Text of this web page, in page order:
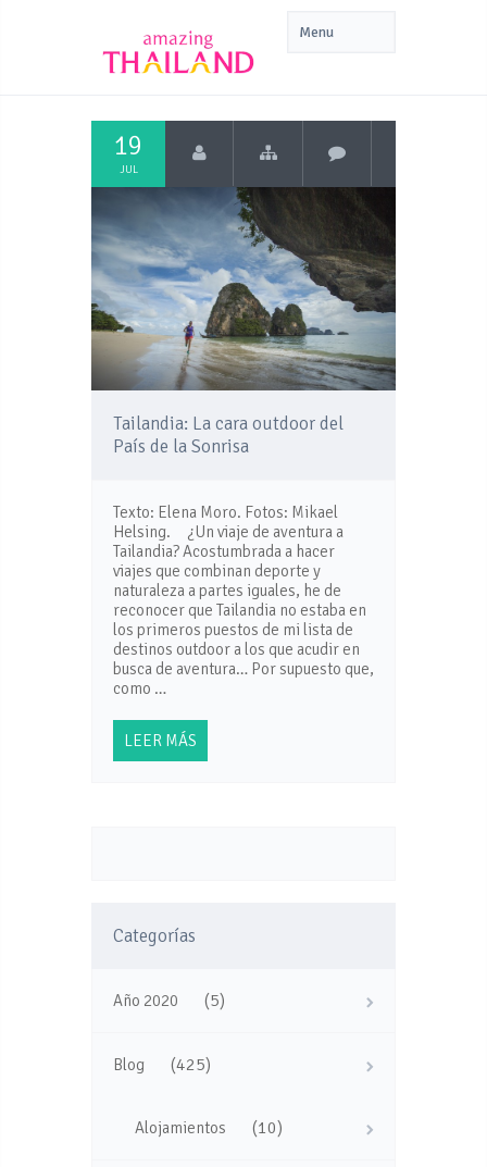
19
JUL
Tailandia: La cara outdoor del
País de la Sonrisa
Texto: Elena Moro. Fotos: Mikael
Helsing. ¿Un viaje de aventura a
Tailandia? Acostumbrada a hacer
viajes que combinan deporte y
naturaleza a partes iguales, he de
reconocer que Tailandia no estaba en
los primeros puestos de mi lista de
destinos outdoor a los que acudir en
busca de aventura… Por supuesto que,
como …
LEER MÁS
Categorías
Año 2020 (5)
Blog (425)
Alojamientos (10)